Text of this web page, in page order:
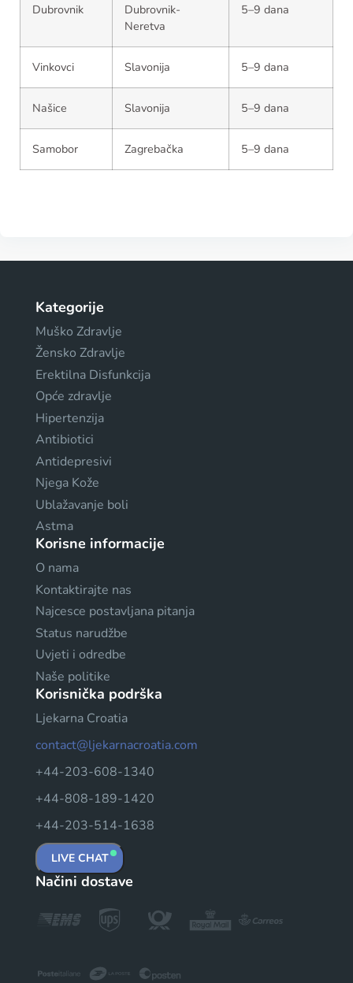
Dubrovnik
Dubrovnik-
Neretva
5–9 dana
Vinkovci Slavonija 5–9 dana
Našice Slavonija 5–9 dana
Samobor Zagrebačka 5–9 dana
Kategorije
Muško Zdravlje
Žensko Zdravlje
Erektilna Disfunkcija
Opće zdravlje
Hipertenzija
Antibiotici
Antidepresivi
Njega Kože
Ublažavanje boli
Astma
Korisne informacije
O nama
Kontaktirajte nas
Najcesce postavljana pitanja
Status narudžbe
Uvjeti i odredbe
Naše politike
Korisnička podrška
Ljekarna Croatia
contact@ljekarnacroatia.com
+44-203-608-1340
+44-808-189-1420
+44-203-514-1638
LIVE CHAT
Načini dostave